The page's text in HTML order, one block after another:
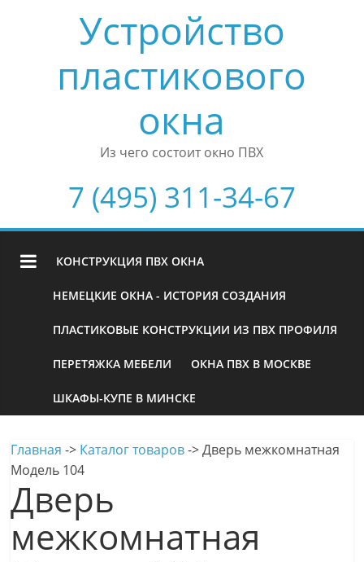
Устройство
пластикового
окна
Из чего состоит окно ПВХ
7 (495) 311-34-67
КОНСТРУКЦИЯ ПВХ ОКНА
НЕМЕЦКИЕ ОКНА - ИСТОРИЯ СОЗДАНИЯ
ПЛАСТИКОВЫЕ КОНСТРУКЦИИ ИЗ ПВХ ПРОФИЛЯ
ПЕРЕТЯЖКА МЕБЕЛИ ОКНА ПВХ В МОСКВЕ
ШКАФЫ-КУПЕ В МИНСКЕ
Главная -> Каталог товаров->Дверь межкомнатная
Модель 104
Дверь
межкомнатная